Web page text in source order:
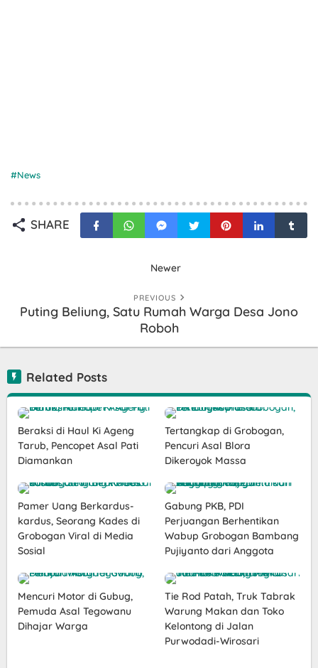
News
SHARE
Newer
PREVIOUS
Puting Beliung, Satu Rumah Warga Desa Jono
Roboh
Related Posts
Beraksi di Haul Ki Ageng
Tarub, Pencopet Asal Pati
Diamankan
Tertangkap di Grobogan,
Pencuri Asal Blora
Dikeroyok Massa
Pamer Uang Berkardus-
kardus, Seorang Kades di
Grobogan Viral di Media
Sosial
Gabung PKB, PDI
Perjuangan Berhentikan
Wabup Grobogan Bambang
Pujiyanto dari Anggota
Mencuri Motor di Gubug,
Pemuda Asal Tegowanu
Dihajar Warga
Tie Rod Patah, Truk Tabrak
Warung Makan dan Toko
Kelontong di Jalan
Purwodadi-Wirosari